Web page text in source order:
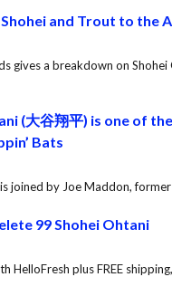
and Trout to the
gives a breakdown on
(大谷翔平) is one of
Bats
joined by Joe Maddon,
99 Shohei Ohtani
HelloFresh plus FREE